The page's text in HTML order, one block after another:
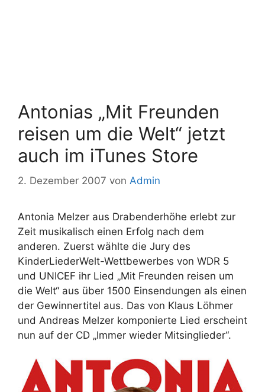
Antonias „Mit Freunden
reisen um die Welt“ jetzt
auch im iTunes Store
2. Dezember 2007 von Admin
Antonia Melzer aus Drabenderhöhe erlebt zur
Zeit musikalisch einen Erfolg nach dem
anderen. Zuerst wählte die Jury des
KinderLiederWelt-Wettbewerbes von WDR 5
und UNICEF ihr Lied „Mit Freunden reisen um
die Welt“ aus über 1500 Einsendungen als einen
der Gewinnertitel aus. Das von Klaus Löhmer
und Andreas Melzer komponierte Lied erscheint
nun auf der CD „Immer wieder Mitsinglieder“.